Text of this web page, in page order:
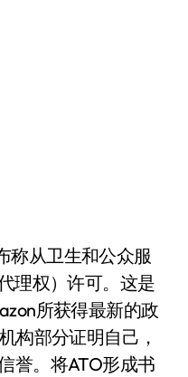
称从卫生和公众服
理权）许可。这是
所获得最新的政
构部分证明自己，
誉。将ATO形成书